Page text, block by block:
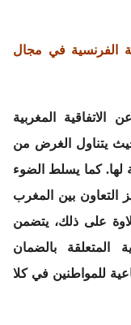
الفرنسية في مجال
المغربية
يتناول الغرض من
لها. كما يسلط الضوء
التعاون بين المغرب
على ذلك، يتضمن
المتعلقة بالضمان
للمواطنين في كلا